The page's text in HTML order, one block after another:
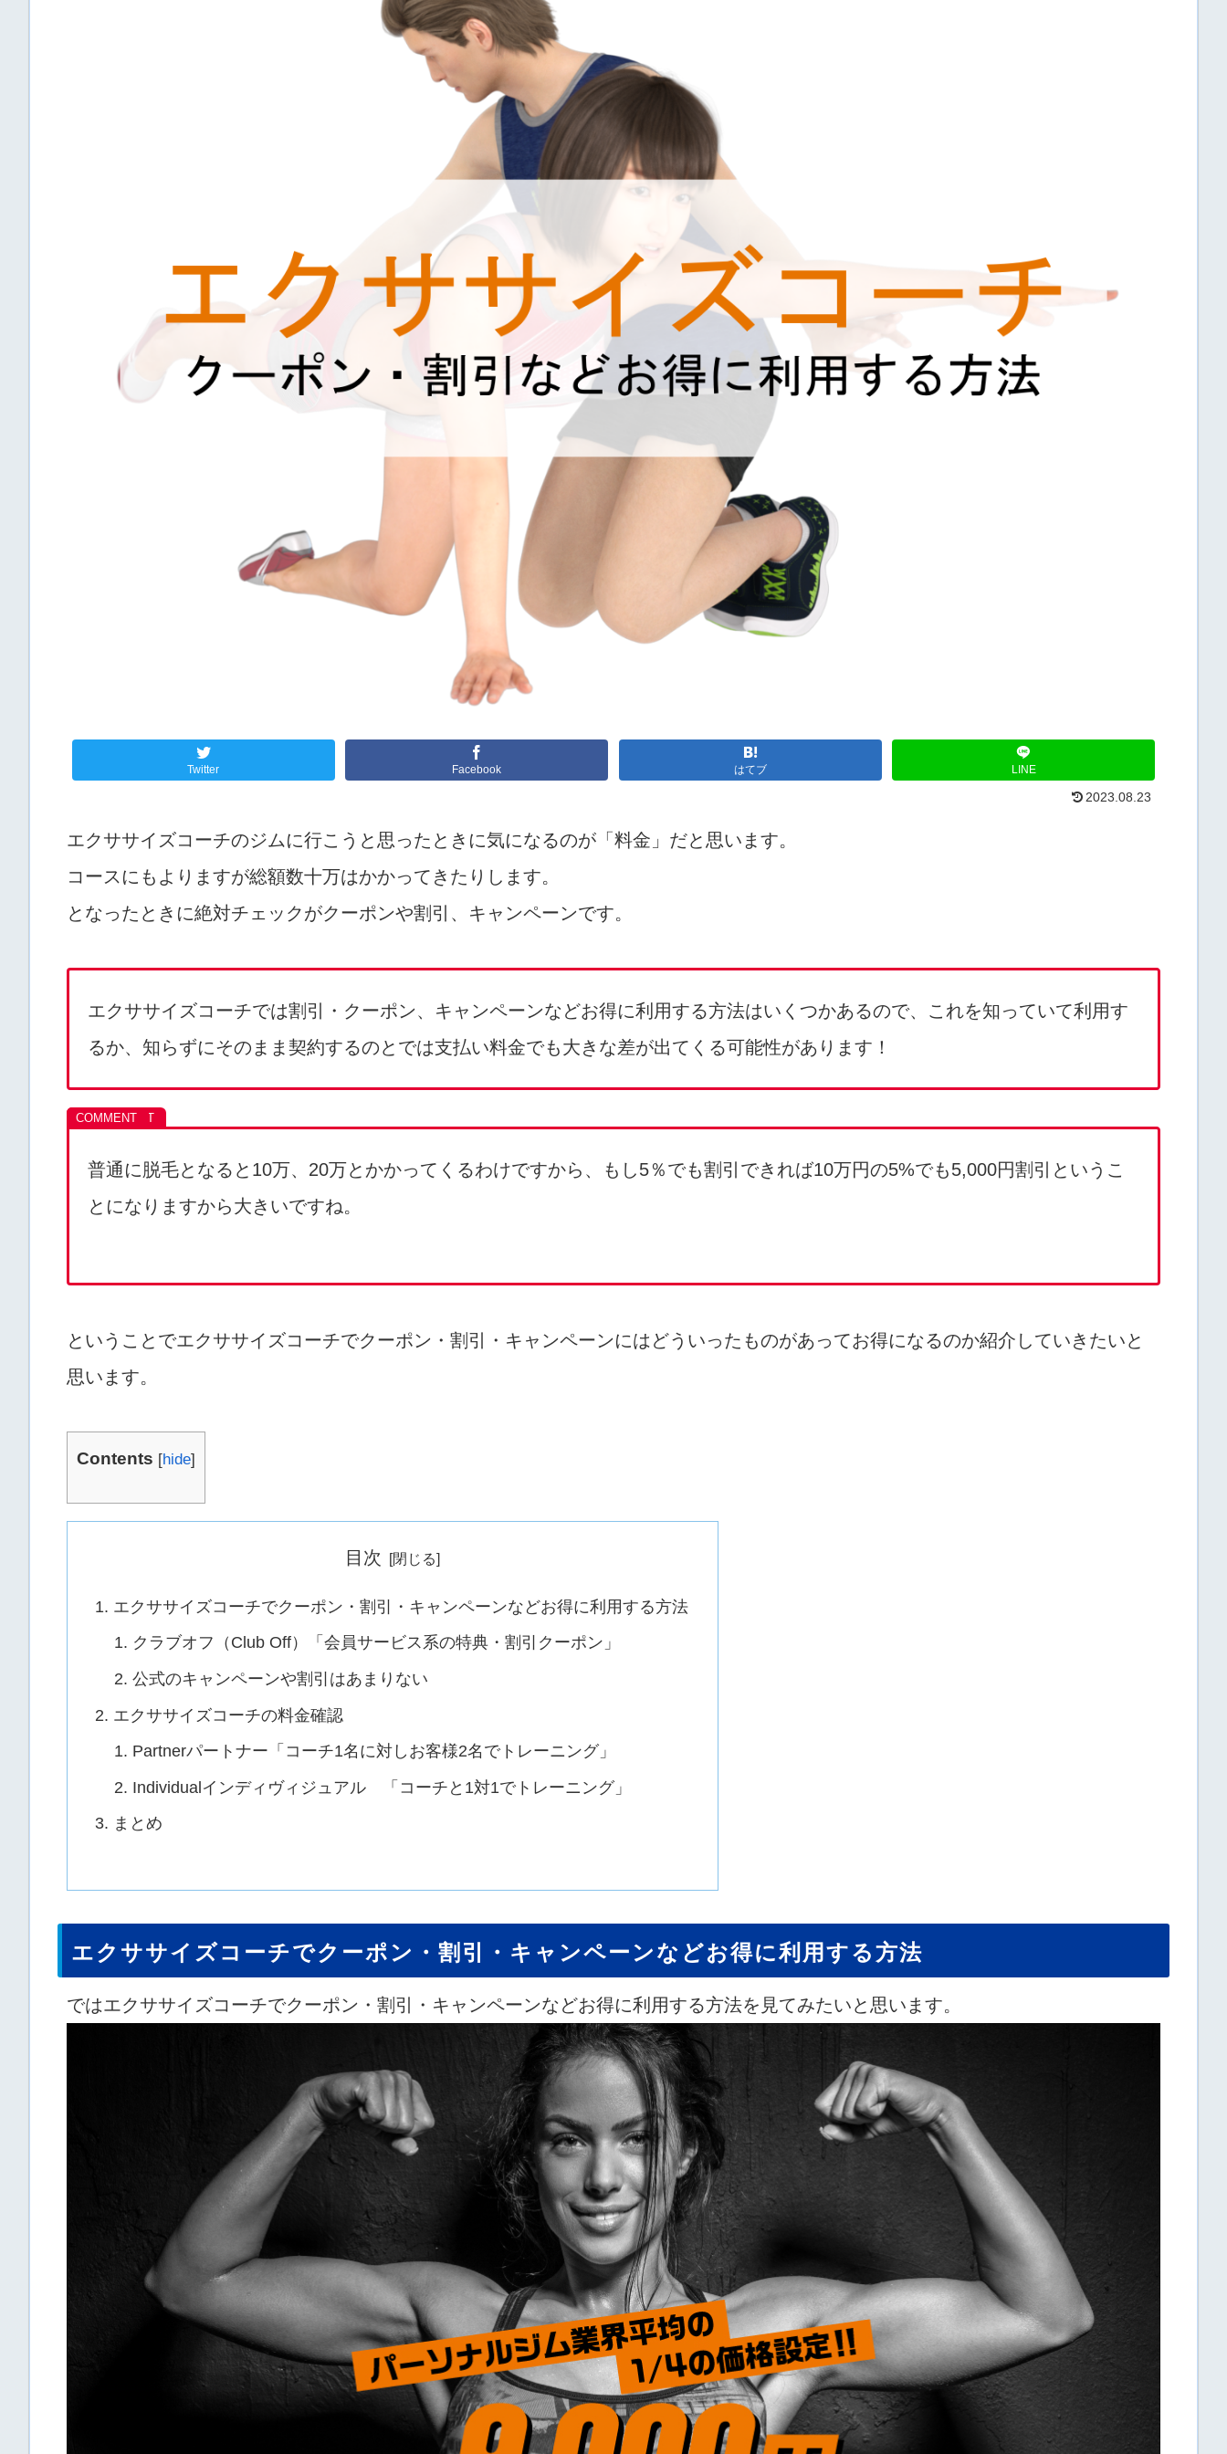
Twitter Facebook はてブ LINE
2023.08.23
エクササイズコーチのジムに行こうと思ったときに気になるのが「料金」だと思います。
コースにもよりますが総額数十万はかかってきたりします。
となったときに絶対チェックがクーポンや割引、キャンペーンです。
エクササイズコーチでは割引・クーポン、キャンペーンなどお得に利用する方法はいくつかあるので、これを知っていて利用す
るか、知らずにそのまま契約するのとでは支払い料金でも大きな差が出てくる可能性があります！
普通に脱毛となると10万、20万とかかってくるわけですから、もし5％でも割引できれば10万円の5%でも5,000円割引というこ
とになりますから大きいですね。
ということでエクササイズコーチでクーポン・割引・キャンペーンにはどういったものがあってお得になるのか紹介していきたいと
思います。
Contents [hide]
目次
エクササイズコーチでクーポン・割引・キャンペーンなどお得に利用する方法
クラブオフ（Club Off）「会員サービス系の特典・割引クーポン」
公式のキャンペーンや割引はあまりない
エクササイズコーチの料金確認
Partnerパートナー「コーチ1名に対しお客様2名でトレーニング」
Individualインディヴィジュアル 「コーチと1対1でトレーニング」
まとめ
エクササイズコーチでクーポン・割引・キャンペーンなどお得に利用する方法
ではエクササイズコーチでクーポン・割引・キャンペーンなどお得に利用する方法を見てみたいと思います。